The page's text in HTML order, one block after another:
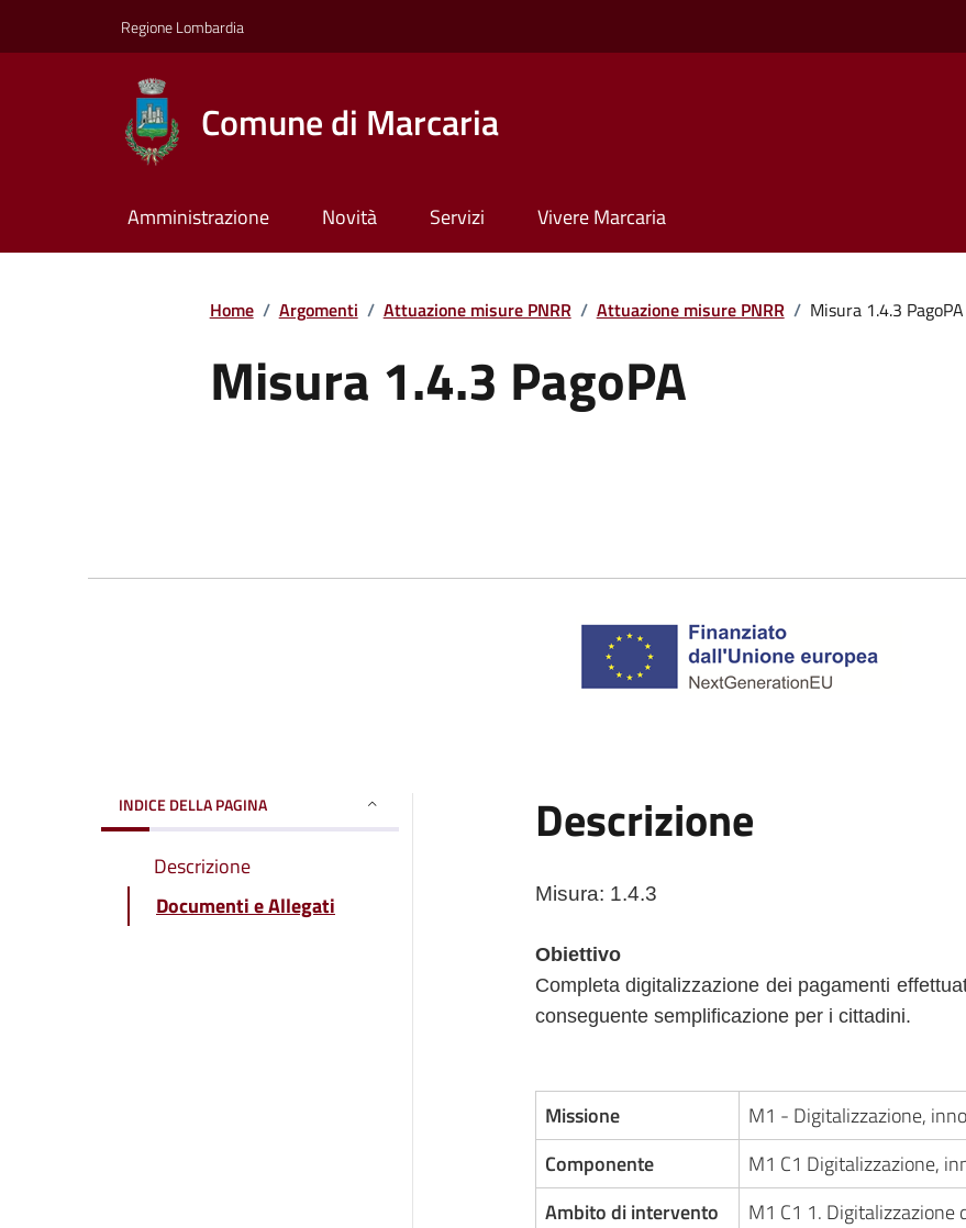
Regione Lombardia
Comune di Marcaria
Amministrazione Novità Servizi Vivere Marcaria
Home / Argomenti / Attuazione misure PNRR / Attuazione misure PNRR / Misura 1.4.3 PagoPA
Misura 1.4.3 PagoPA
INDICE DELLA PAGINA
Descrizione
Documenti e Allegati
Descrizione
Misura: 1.4.3
Obiettivo
Completa digitalizzazione dei pagamenti
conseguente semplificazione per i cittadini.
Missione
M1 - Digitalizzazione,
Componente
M1 C1 Digitalizzazione,
Ambito di intervento
M1 C1 1. Digitalizzazione